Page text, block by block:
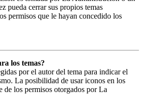
pueda cerrar sus propios temas
permisos que le hayan concedido los
los temas?
por el autor del tema para indicar el
La posibilidad de usar iconos en los
de los permisos otorgados por La